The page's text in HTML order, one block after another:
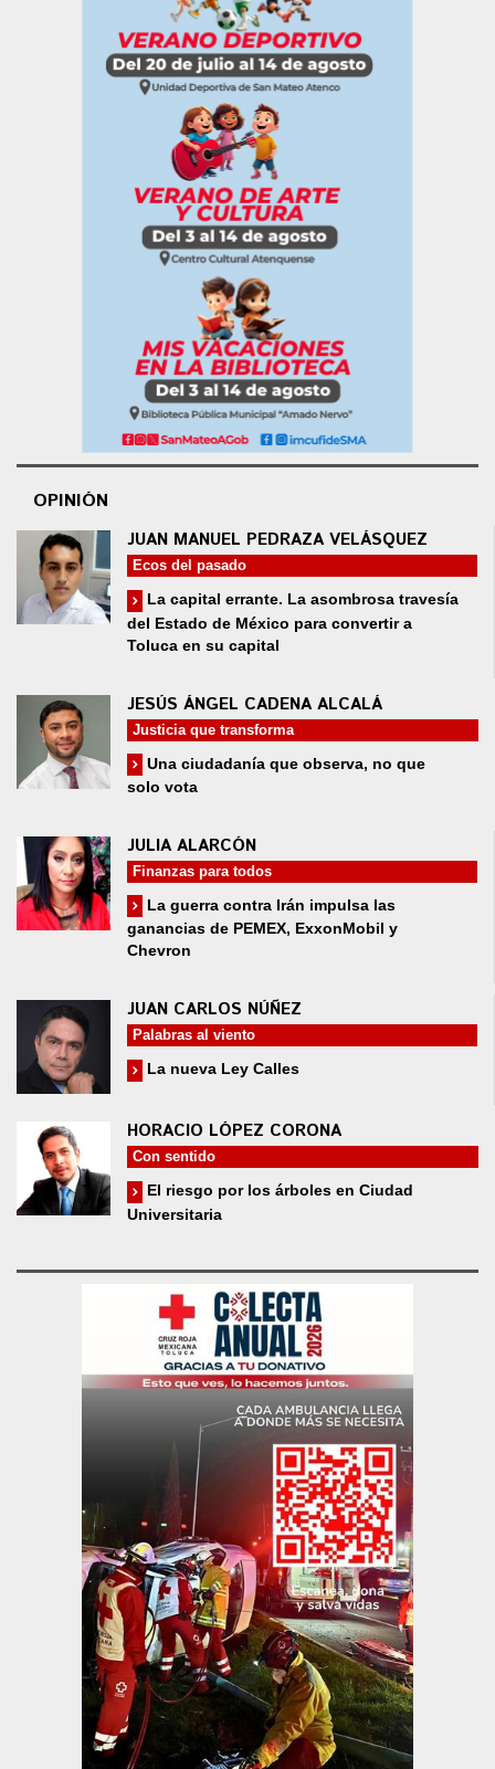
OPINIÓN
JUAN MANUEL PEDRAZA VELÁSQUEZ
Ecos del pasado
La capital errante. La asombrosa travesía
del Estado de México para convertir a
Toluca en su capital
JESÚS ÁNGEL CADENA ALCALÁ
Justicia que transforma
Una ciudadanía que observa, no que
solo vota
JULIA ALARCÓN
Finanzas para todos
La guerra contra Irán impulsa las
ganancias de PEMEX, ExxonMobil y
Chevron
JUAN CARLOS NÚÑEZ
Palabras al viento
La nueva Ley Calles
HORACIO LÓPEZ CORONA
Con sentido
El riesgo por los árboles en Ciudad
Universitaria